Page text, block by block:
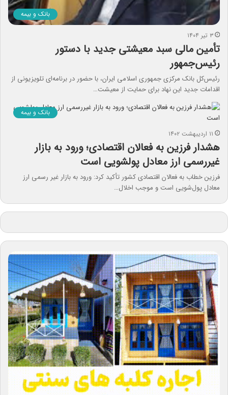
بانک و بیمه
۳ تیر ۱۴۰۴
تأمین مالی سبد معیشتی جدید با دستور
رئیس‌جمهور
رئیس‌کل بانک مرکزی جمهوری اسلامی ایران، با حضور در برنامه‌ای تلویزیونی از
اقدامات جدید این نهاد برای حمایت از معیشت…
بانک و بیمه
۱۱ اردیبهشت ۱۴۰۲
هشدار فرزین به فعالان اقتصادی؛ ورود به بازار
غیررسمی ارز معادل پولشویی است
فرزین خطاب به فعالان اقتصادی کشور تأکید کرد: ورود به بازار غیر رسمی ارز
معا‌دل پول‌شویی است و موجب اخلال…